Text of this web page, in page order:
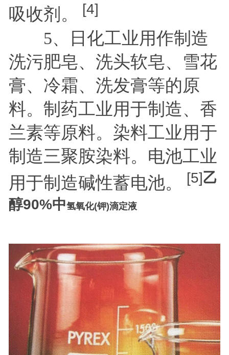
吸收剂。
[4]
5、日化工业用作制造
洗污肥皂、洗头软皂、雪花
膏、冷霜、洗发膏等的原
料。制药工业用于制造、香
兰素等原料。染料工业用于
制造三聚胺染料。电池工业
用于制造碱性蓄电池。
[5]乙
醇90%中氢氧化(钾)滴定液